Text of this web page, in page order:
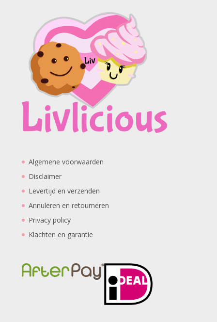
Algemene voorwaarden
Disclaimer
Levertijd en verzenden
Annuleren en retourneren
Privacy policy
Klachten en garantie